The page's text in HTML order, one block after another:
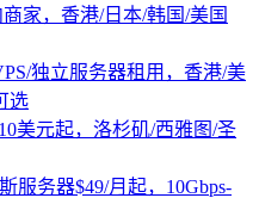
家，香港/日本/韩国/美国
独立服务器租用，香港/美
选
美元起，洛杉矶/西雅图/圣
服务器$49/月起，10Gbps-